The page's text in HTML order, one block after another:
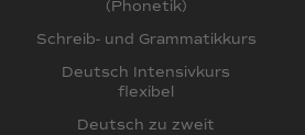
(Phonetik)
Schreib- und Grammatikkurs
Deutsch Intensivkurs
flexibel
Deutsch zu zweit